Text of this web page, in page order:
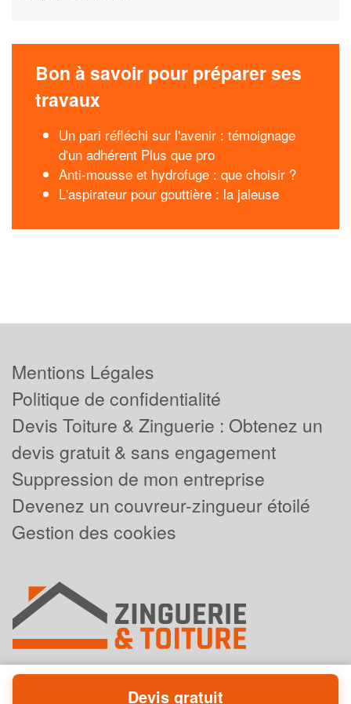
Bon à savoir pour préparer ses
travaux
Un pari réfléchi sur l'avenir : témoignage
d'un adhérent Plus que pro
Anti-mousse et hydrofuge : que choisir ?
L'aspirateur pour gouttière : la jaleuse
Mentions Légales
Politique de confidentialité
Devis Toiture & Zinguerie : Obtenez un
devis gratuit & sans engagement
Suppression de mon entreprise
Devenez un couvreur-zingueur étoilé
Gestion des cookies
Devis gratuit